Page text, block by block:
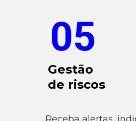
05
Gestão
de riscos